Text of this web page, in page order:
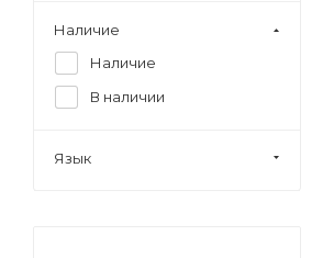
Наличие
Наличие
В наличии
Язык